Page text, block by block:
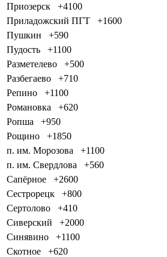
Приозерск
+4100
Приладожский ПГТ
+1600
Пушкин
+590
Пудость
+1100
Разметелево
+500
Разбегаево
+710
Репино
+1100
Романовка
+620
Ропша
+950
Рощино
+1850
п. им. Морозова
+1100
п. им. Свердлова
+560
Сапёрное
+2600
Сестрорецк
+800
Сертолово
+410
Сиверский
+2000
Синявино
+1100
Скотное
+620